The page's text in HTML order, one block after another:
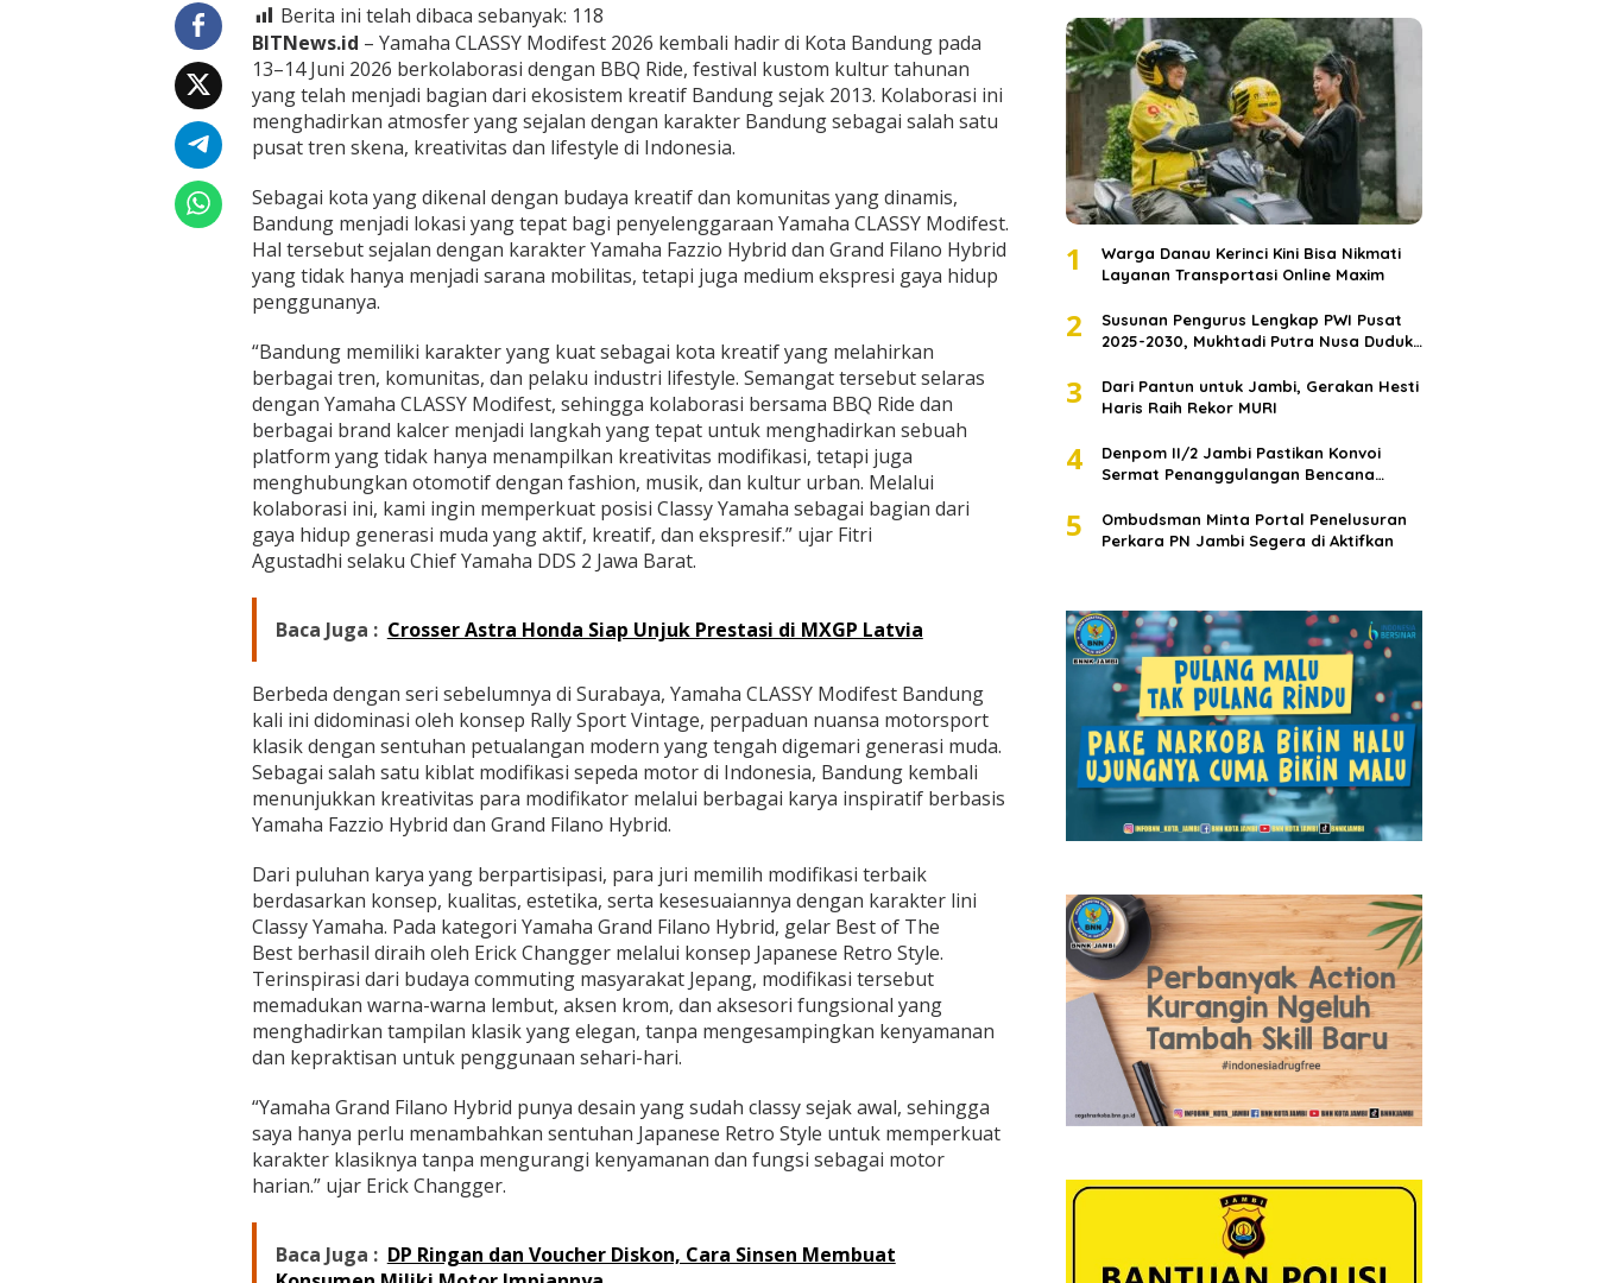
n
g
E
k
p
r
s
i
K
u
r
k
e
n
a
d
a
n
K
a
e
r
L
f
e
s
t
y
l
K
o
t
a
K
e
m
b
a
g
Berita ini telah dibaca sebanyak: 118
BITNews.id – Yamaha CLASSY Modifest 2026 kembali hadir di Kota Bandung pada
13–14 Juni 2026 berkolaborasi dengan BBQ Ride, festival kustom kultur tahunan
yang telah menjadi bagian dari ekosistem kreatif Bandung sejak 2013. Kolaborasi ini
menghadirkan atmosfer yang sejalan dengan karakter Bandung sebagai salah satu
pusat tren skena, kreativitas dan lifestyle di Indonesia.
Sebagai kota yang dikenal dengan budaya kreatif dan komunitas yang dinamis,
Bandung menjadi lokasi yang tepat bagi penyelenggaraan Yamaha CLASSY Modifest.
Hal tersebut sejalan dengan karakter Yamaha Fazzio Hybrid dan Grand Filano Hybrid
yang tidak hanya menjadi sarana mobilitas, tetapi juga medium ekspresi gaya hidup
penggunanya.
“Bandung memiliki karakter yang kuat sebagai kota kreatif yang melahirkan
berbagai tren, komunitas, dan pelaku industri lifestyle. Semangat tersebut selaras
dengan Yamaha CLASSY Modifest, sehingga kolaborasi bersama BBQ Ride dan
berbagai brand kalcer menjadi langkah yang tepat untuk menghadirkan sebuah
platform yang tidak hanya menampilkan kreativitas modifikasi, tetapi juga
menghubungkan otomotif dengan fashion, musik, dan kultur urban. Melalui
kolaborasi ini, kami ingin memperkuat posisi Classy Yamaha sebagai bagian dari
gaya hidup generasi muda yang aktif, kreatif, dan ekspresif.” ujar Fitri
Agustadhi selaku Chief Yamaha DDS 2 Jawa Barat.
Baca Juga : Crosser Astra Honda Siap Unjuk Prestasi di MXGP Latvia
Berbeda dengan seri sebelumnya di Surabaya, Yamaha CLASSY Modifest Bandung
kali ini didominasi oleh konsep Rally Sport Vintage, perpaduan nuansa motorsport
klasik dengan sentuhan petualangan modern yang tengah digemari generasi muda.
Sebagai salah satu kiblat modifikasi sepeda motor di Indonesia, Bandung kembali
menunjukkan kreativitas para modifikator melalui berbagai karya inspiratif berbasis
Yamaha Fazzio Hybrid dan Grand Filano Hybrid.
Dari puluhan karya yang berpartisipasi, para juri memilih modifikasi terbaik
berdasarkan konsep, kualitas, estetika, serta kesesuaiannya dengan karakter lini
Classy Yamaha. Pada kategori Yamaha Grand Filano Hybrid, gelar Best of The
Best berhasil diraih oleh Erick Changger melalui konsep Japanese Retro Style.
Terinspirasi dari budaya commuting masyarakat Jepang, modifikasi tersebut
memadukan warna-warna lembut, aksen krom, dan aksesori fungsional yang
menghadirkan tampilan klasik yang elegan, tanpa mengesampingkan kenyamanan
dan kepraktisan untuk penggunaan sehari-hari.
“Yamaha Grand Filano Hybrid punya desain yang sudah classy sejak awal, sehingga
saya hanya perlu menambahkan sentuhan Japanese Retro Style untuk memperkuat
karakter klasiknya tanpa mengurangi kenyamanan dan fungsi sebagai motor
harian.” ujar Erick Changger.
Baca Juga : DP Ringan dan Voucher Diskon, Cara Sinsen Membuat
1
Warga Danau Kerinci Kini Bisa Nikmati
Layanan Transportasi Online Maxim
2
Susunan Pengurus Lengkap PWI Pusat
2025-2030, Mukhtadi Putra Nusa Duduki
3
Dari Pantun untuk Jambi, Gerakan Hesti
Haris Raih Rekor MURI
4
Denpom II/2 Jambi Pastikan Konvoi
Sermat Penanggulangan Bencana
5
Ombudsman Minta Portal Penelusuran
Perkara PN Jambi Segera di Aktifkan